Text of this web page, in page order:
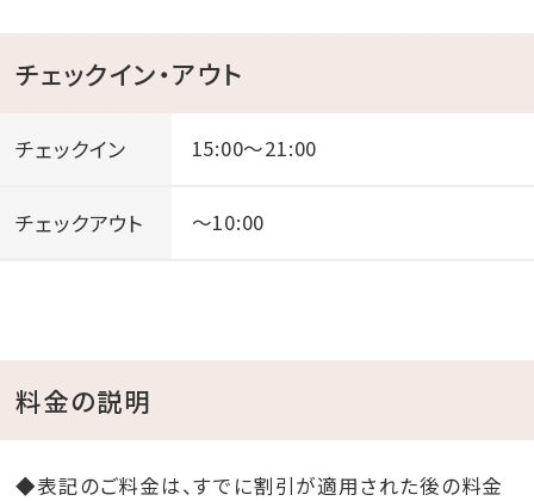
都会の喧騒を離れた場所で、心安らぐ時間をごゆっくり
お過ごしいただけます。
（※持ち込みBBQのお客様も、別途オプションで「県産
チェックイン・アウト
チェックイン 15:00～21:00
チェックアウト ～10:00
料金の説明
◆表記のご料金は、すでに割引が適用された後の料金